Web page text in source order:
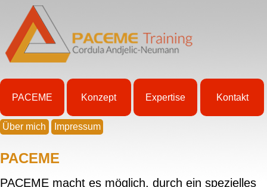
PACEME Konzept Expertise Kontakt
Über mich Impressum
PACEME
PACEME macht es möglich, durch ein spezielles